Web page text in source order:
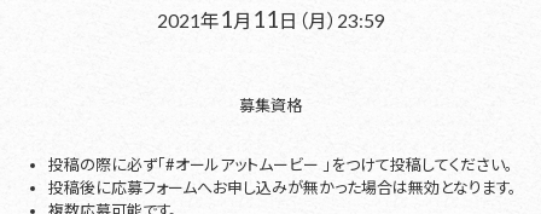
2021年1月 11日（月）23:59
募集資格
投稿の際に必ず「#オールアットムービー 」をつけて投稿してください。
投稿後に応募フォームへお申し込みが無かった場合は無効となります。
複数応募可能です。